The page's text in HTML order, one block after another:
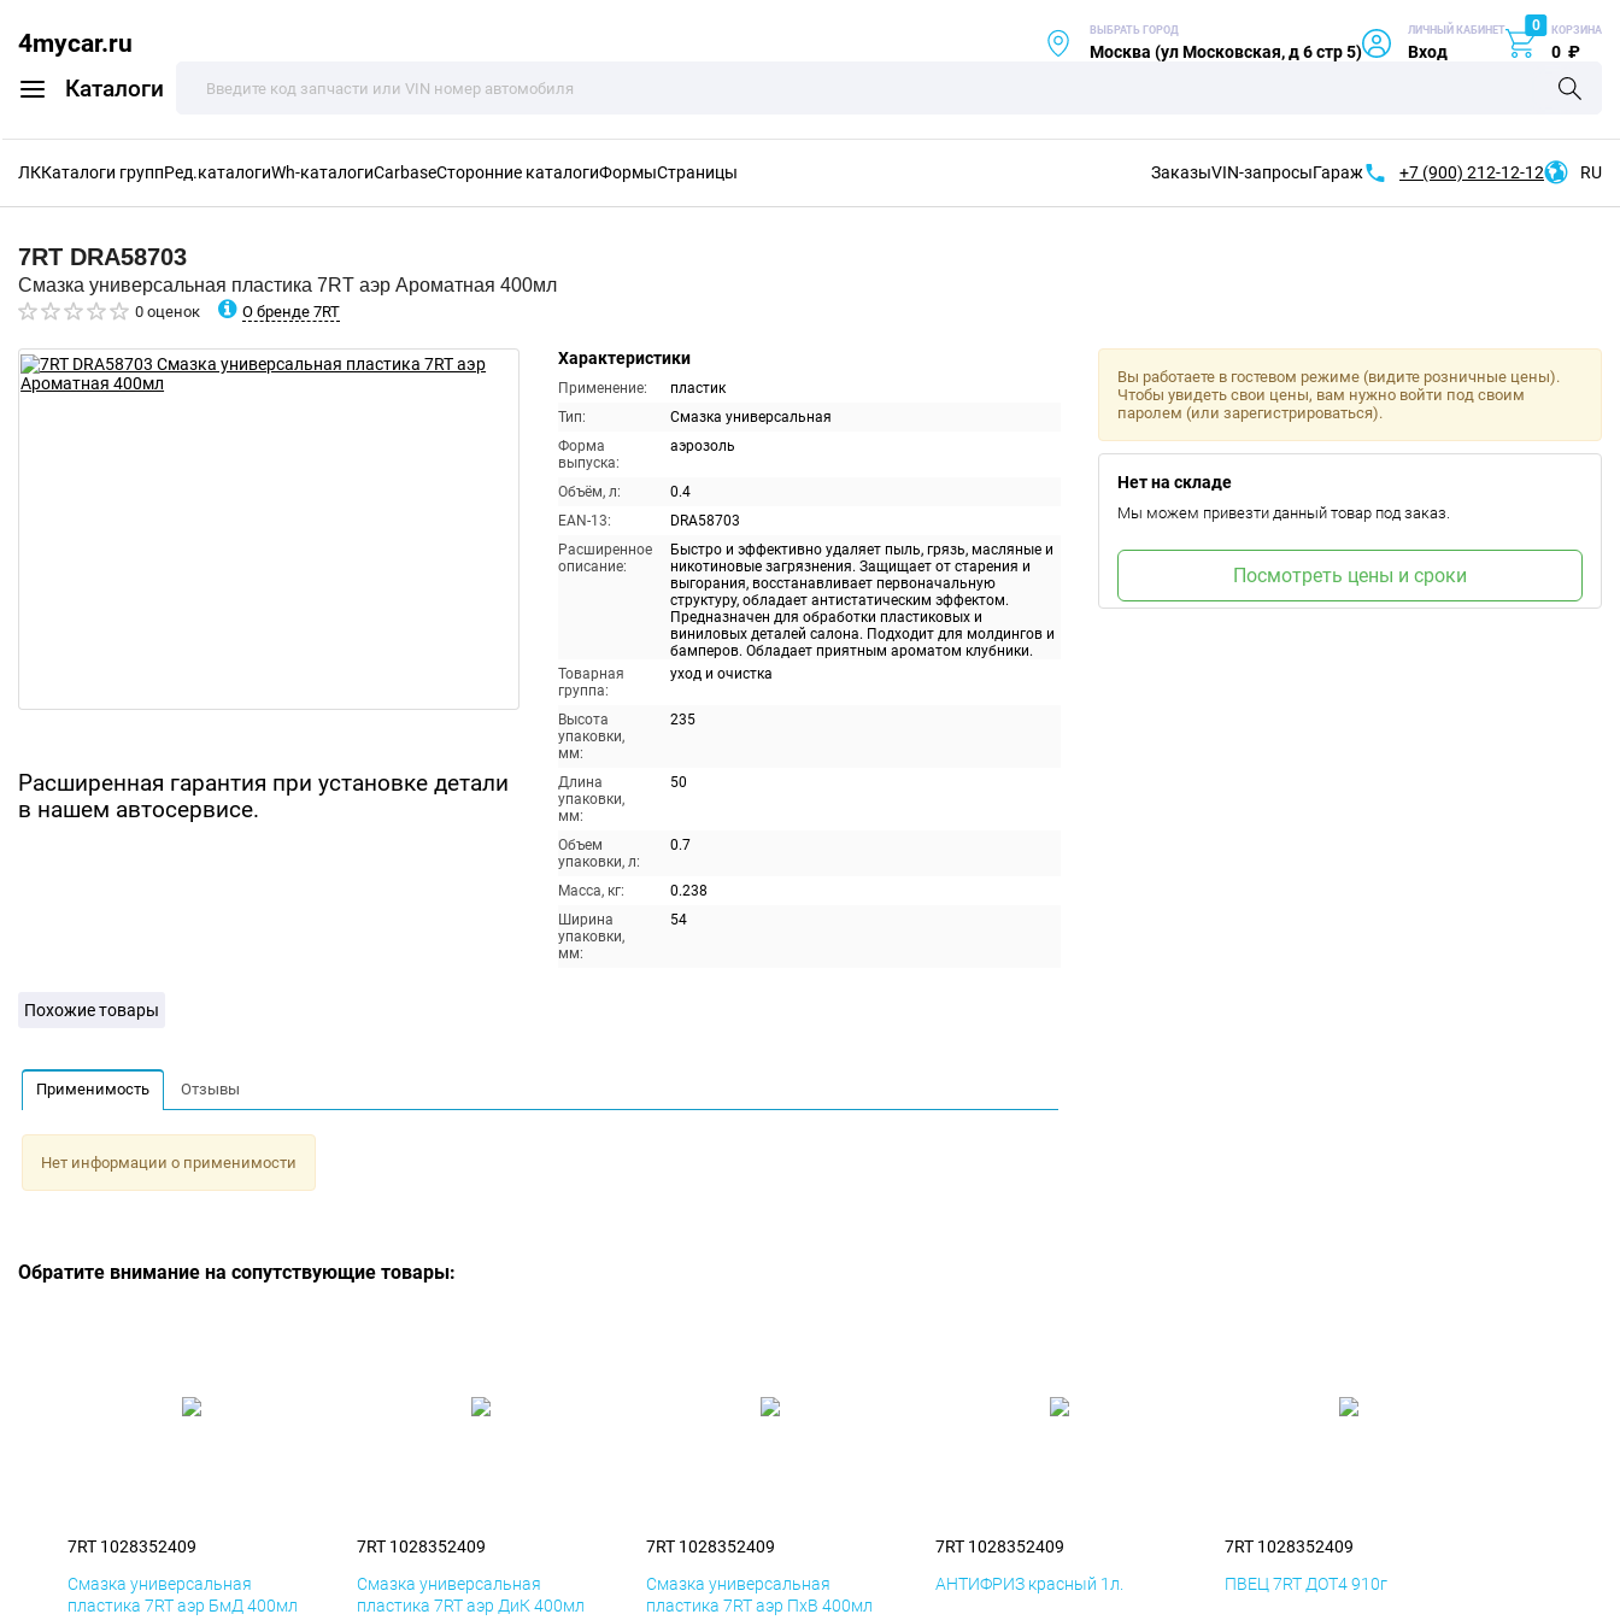
4mycar.ru
Каталоги
ВЫБРАТЬ ГОРОД
Москва (ул Московская, д 6 стр 5)
ЛИЧНЫЙ КАБИНЕТ
Вход
0 КОРЗИНА
0 ₽
ЛККаталоги группРед.каталогиWh-каталогиCarbaseСторонние каталогиФормыСтраницы ЗаказыVIN-запросыГараж +7 (900) 212-12-12 RU
7RT DRA58703
Смазка универсальная пластика 7RT аэр Ароматная 400мл
0 оценок О бренде 7RT
Расширенная гарантия при установке детали
в нашем автосервисе.
Характеристики
Применение:
пластик
Тип:
Смазка универсальная
Форма
выпуска:
аэрозоль
Объём, л:
0.4
EAN-13:
DRA58703
Расширенное
описание:
Быстро и эффективно удаляет пыль, грязь, масляные и
никотиновые загрязнения. Защищает от старения и
выгорания, восстанавливает первоначальную
структуру, обладает антистатическим эффектом.
Предназначен для обработки пластиковых и
виниловых деталей салона. Подходит для молдингов и
бамперов. Обладает приятным ароматом клубники.
Товарная
группа:
уход и очистка
Высота
упаковки,
мм:
235
Длина
упаковки,
мм:
50
Объем
упаковки, л:
0.7
Масса, кг:
0.238
Ширина
упаковки,
мм:
54
Вы работаете в гостевом режиме (видите розничные цены).
Чтобы увидеть свои цены, вам нужно войти под своим
паролем (или зарегистрироваться).
Нет на складе
Мы можем привезти данный товар под заказ.
Посмотреть цены и сроки
Похожие товары
Применимость Отзывы
Нет информации о применимости
Обратите внимание на сопутствующие товары:
7RT 1028352409
Смазка универсальная
пластика 7RT аэр БмД 400мл
7RT 1028352409
Смазка универсальная
пластика 7RT аэр ДиК 400мл
7RT 1028352409
Смазка универсальная
пластика 7RT аэр ПхВ 400мл
7RT 1028352409
АНТИФРИЗ красный 1л.
7RT 1028352409
ПВЕЦ 7RT ДОТ4 910г